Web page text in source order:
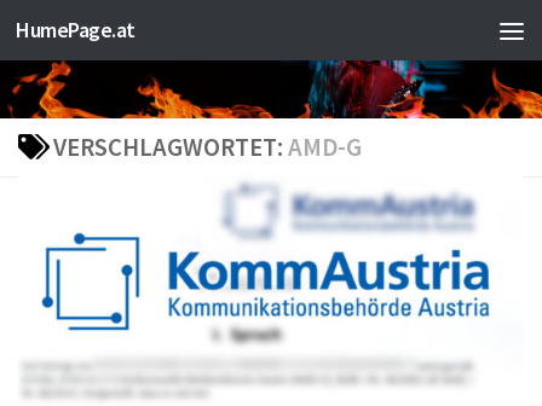
Zum Inhalt springen
HumePage.at
VERSCHLAGWORTET:AMD-G